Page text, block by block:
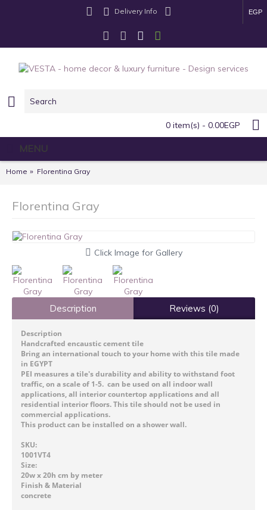
Delivery Info EGP
0 item(s) - 0.00EGP
MENU
Home Florentina Gray
Florentina Gray
Click Image for Gallery
Description Reviews (0)
Description
Handcrafted encaustic cement tile
Bring an international touch to your home with this tile made
in EGYPT
PEI measures a tile's durability and ability to withstand foot
traffic, on a scale of 1-5. can be used on all indoor wall
applications, all interior countertop applications and all
residential interior floors. This tile should not be used in
commercial applications.
This product can be installed on a shower wall.
SKU:
1001VT4
Size:
20w x 20h cm by meter
Finish & Material
concrete